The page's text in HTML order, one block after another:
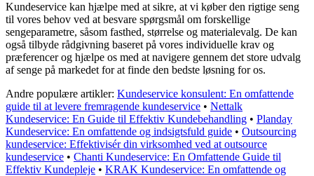
Kundeservice kan hjælpe med at sikre, at vi køber den rigtige seng
til vores behov ved at besvare spørgsmål om forskellige
sengeparametre, såsom fasthed, størrelse og materialevalg. De kan
også tilbyde rådgivning baseret på vores individuelle krav og
præferencer og hjælpe os med at navigere gennem det store udvalg
af senge på markedet for at finde den bedste løsning for os.
Andre populære artikler: Kundeservice konsulent: En omfattende
guide til at levere fremragende kundeservice • Nettalk
Kundeservice: En Guide til Effektiv Kundebehandling • Planday
Kundeservice: En omfattende og indsigtsfuld guide • Outsourcing
kundeservice: Effektivisér din virksomhed ved at outsource
kundeservice • Chanti Kundeservice: En Omfattende Guide til
Effektiv Kundepleje • KRAK Kundeservice: En omfattende og